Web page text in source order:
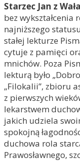
Starzec Jan z
bez wykształcenia
najniższego
stałej lekturze
cytuje z pamięci
mnichów. Poza
lekturą było
„Filokalii”, zbioru
z pierwszych
lekarstwem
jakich udziela
spokojną
duchowa rola
Prawosławnego,